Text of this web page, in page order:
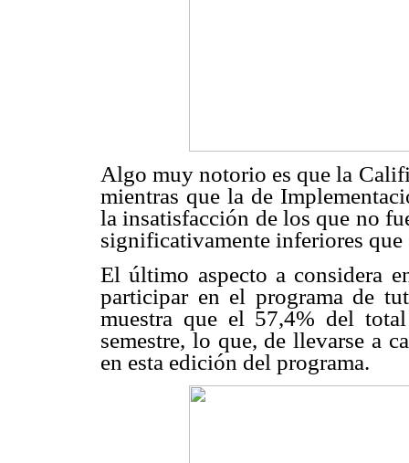
Algo muy notorio es que la
mientras que la de
la insatisfacción de los que no
significativamente inferiores que
El último aspecto a considera
participar en el programa de
muestra que el 57,4% del
semestre, lo que, de llevarse a
en esta edición del programa.